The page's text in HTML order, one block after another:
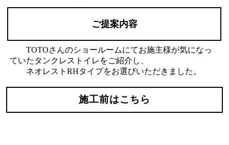
ご提案内容
TOTOさんのショールームにてお施主様が気になっ
ていたタンクレストイレをご紹介し、
ネオレストRHタイプをお選びいただきました。
施工前はこちら